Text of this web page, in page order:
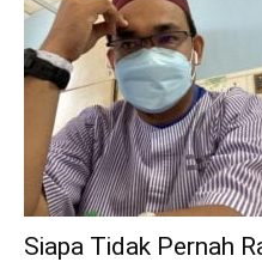
Siapa Tidak Pernah